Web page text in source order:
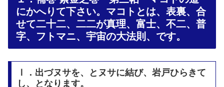
にかへりて下さい。マコトとは、表裏、合
せて二十二、二二が真理、富士、不二、普
字、フトマニ、宇宙の大法則、です。
Ⅰ．出づヌサを、とヌサに結び、岩戸ひらきて
し、となります。